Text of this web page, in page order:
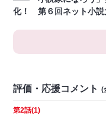
化！ 第６回ネット小説
評価・応援コメント (
第2話(1)